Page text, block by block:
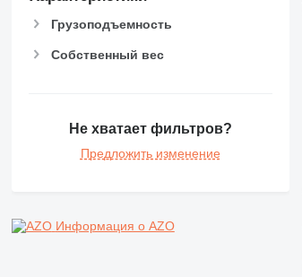
Грузоподъемность
Собственный вес
Не хватает фильтров?
Предложить изменение
Информация о AZO